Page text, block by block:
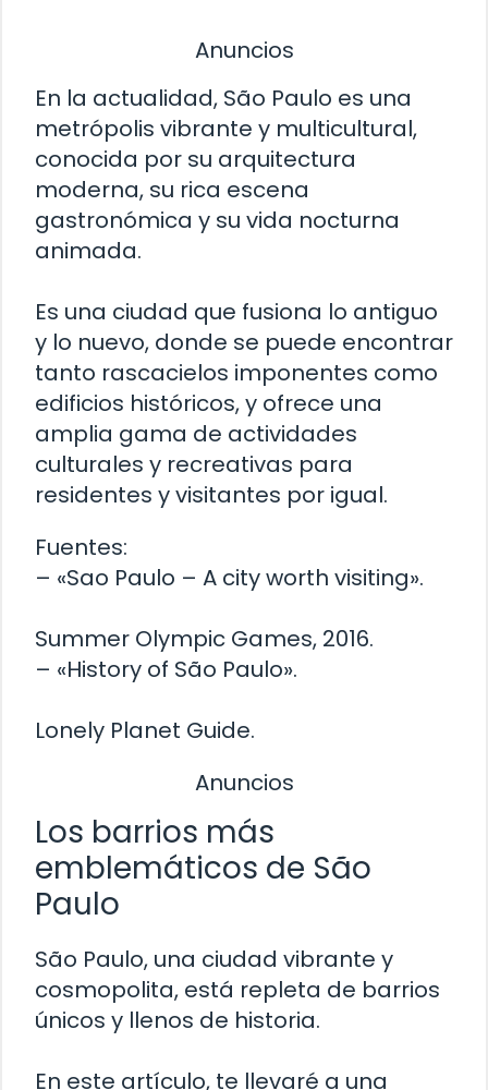
Anuncios
En la actualidad, São Paulo es una
metrópolis vibrante y multicultural,
conocida por su arquitectura
moderna, su rica escena
gastronómica y su vida nocturna
animada.
Es una ciudad que fusiona lo antiguo
y lo nuevo, donde se puede encontrar
tanto rascacielos imponentes como
edificios históricos, y ofrece una
amplia gama de actividades
culturales y recreativas para
residentes y visitantes por igual.
Fuentes:
– «Sao Paulo – A city worth visiting».
Summer Olympic Games, 2016.
– «History of São Paulo».
Lonely Planet Guide.
Anuncios
Los barrios más
emblemáticos de São
Paulo
São Paulo, una ciudad vibrante y
cosmopolita, está repleta de barrios
únicos y llenos de historia.
En este artículo, te llevaré a una